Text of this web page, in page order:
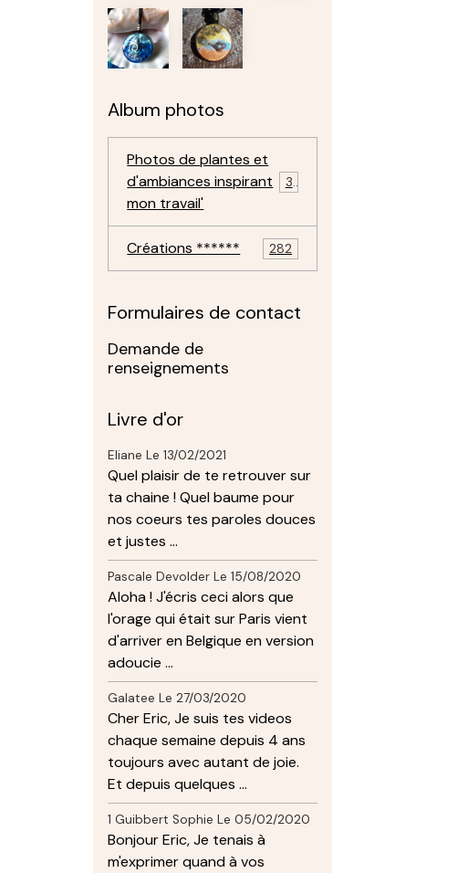
Album photos
Photos de plantes et
d'ambiances inspirant
mon travail'
30
Créations ****** 282
Formulaires de contact
Demande de
renseignements
Livre d'or
Eliane Le 13/02/2021
Quel plaisir de te retrouver sur
ta chaine ! Quel baume pour
nos coeurs tes paroles douces
et justes ...
Pascale Devolder Le 15/08/2020
Aloha ! J'écris ceci alors que
l'orage qui était sur Paris vient
d'arriver en Belgique en version
adoucie ...
Galatee Le 27/03/2020
Cher Eric, Je suis tes videos
chaque semaine depuis 4 ans
toujours avec autant de joie.
Et depuis quelques ...
1 Guibbert Sophie Le 05/02/2020
Bonjour Eric, Je tenais à
m'exprimer quand à vos